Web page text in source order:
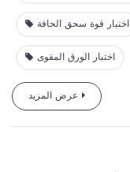
اختبار قوة سحق الحافة
اختبار الورق المقوى
عرض المزيد